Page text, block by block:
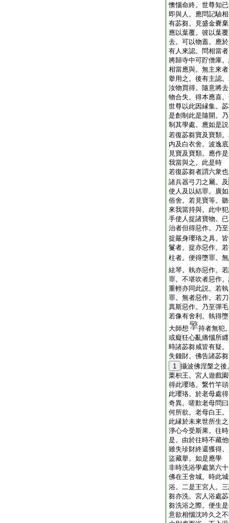
懊惱命終。世尊知
即與人。應問記驗
有苾芻。見盛金嚢
應以葉覆。彼以葉
去。可以物蓋。應
有人來認。問相當
將歸寺中可貯僧庫
相當應與。無主來
擧用之。後有主認
汝物買得。隨意將
物合失。得本應喜
世尊以此因縁集。
是創制此是隨開。
制其學處。應如是説
若復苾芻寶及寶類
内及白衣舍。波逸
見寶及寶類。應作
我當與之。此是時
若復苾芻者謂六衆
諸兵器弓刀之屬。及
使人及以結罪。廣
俗舍。若見寶等。
來我當持與。此中
手使人捉諸寶物。
治者但得惡作。乃
捉嚴身瓔珞之具。
鬘者。捉亦惡作。
柱者。便得墮罪。
絃琴。執亦惡作。
罪。不堪吹者惡作
重輕亦同此説。若
罪。無者惡作。若
異斯惡作。乃至彈
若像有舍利。執得
大師想
持者無犯
或癡狂心亂痛惱所纒
時諸苾芻咸皆有疑
失錢財。佛告諸苾
1 攝波佛涅槃之
栗枳王。宮人遊戲
得此瓔珞。繋竹竿
此瓔珞。於老母處
奇異。嗟歎老母問
何所欲。老母白王
此縁於未來世所生
淨心今受斯果。往
是。由於往時不藏
雖失珍財終還獲得
盜藏擧。如是應學
非時洗浴學處第六十
佛在王舍城。時此
浴。二是王宮人。
芻亦洗。宮人浴處
芻洗浴之際。便生
意欲相惱沈吟久之